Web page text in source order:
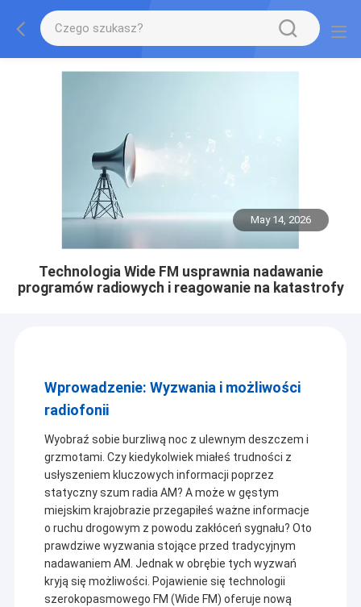
May 14, 2026
Technologia Wide FM usprawnia nadawanie
programów radiowych i reagowanie na katastrofy
Wprowadzenie: Wyzwania i możliwości
radiofonii
Wyobraź sobie burzliwą noc z ulewnym deszczem i
grzmotami. Czy kiedykolwiek miałeś trudności z
usłyszeniem kluczowych informacji poprzez
statyczny szum radia AM? A może w gęstym
miejskim krajobrazie przegapiłeś ważne informacje
o ruchu drogowym z powodu zakłóceń sygnału? Oto
prawdziwe wyzwania stojące przed tradycyjnym
nadawaniem AM. Jednak w obrębie tych wyzwań
kryją się możliwości. Pojawienie się technologii
szerokopasmowego FM (Wide FM) oferuje nową